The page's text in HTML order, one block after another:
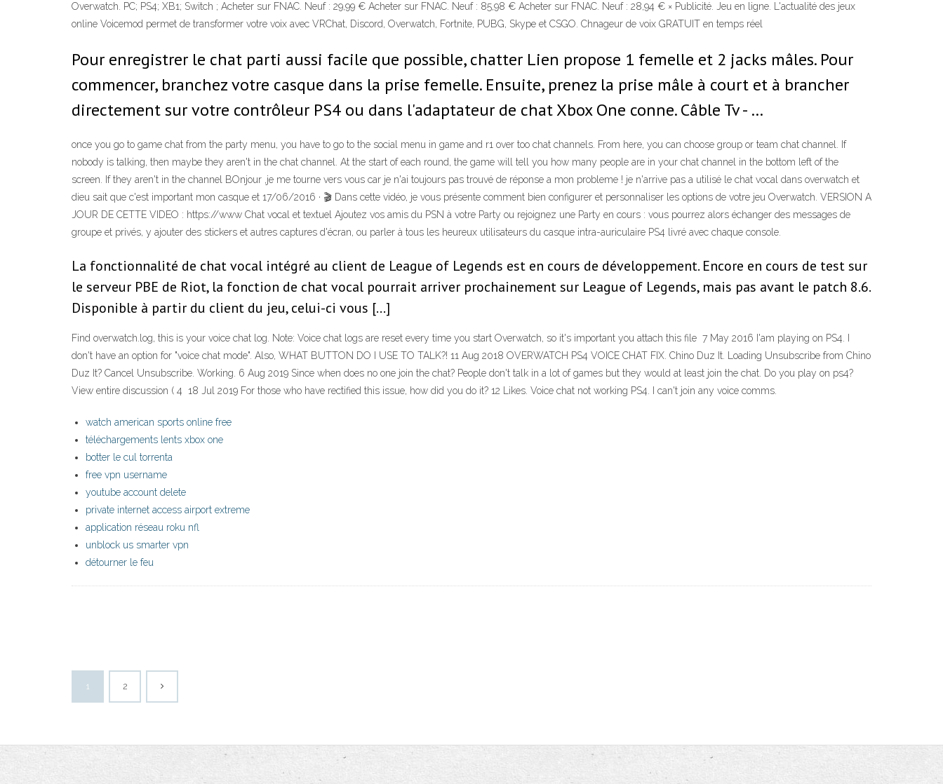
Overwatch. PC; PS4; XB1; Switch ; Acheter sur FNAC. Neuf : 29,99 € Acheter sur FNAC. Neuf : 85,98 € Acheter sur FNAC. Neuf : 28,94 € × Publicité. Jeu en ligne. L'actualité des jeux
online Voicemod permet de transformer votre voix avec VRChat, Discord, Overwatch, Fortnite, PUBG, Skype et CSGO. Chnageur de voix GRATUIT en temps réel
Pour enregistrer le chat parti aussi facile que possible, chatter Lien propose 1 femelle et 2 jacks mâles. Pour
commencer, branchez votre casque dans la prise femelle. Ensuite, prenez la prise mâle à court et à brancher
directement sur votre contrôleur PS4 ou dans l'adaptateur de chat Xbox One conne. Câble Tv - …
once you go to game chat from the party menu, you have to go to the social menu in game and r1 over too chat channels. From here, you can choose group or team chat channel. If
nobody is talking, then maybe they aren't in the chat channel. At the start of each round, the game will tell you how many people are in your chat channel in the bottom left of the
screen. If they aren't in the channel BOnjour ,je me tourne vers vous car je n'ai toujours pas trouvé de réponse a mon probleme ! je n'arrive pas a utilisé le chat vocal dans overwatch et
dieu sait que c'est important mon casque et 17/06/2016 · 🎬 Dans cette vidéo, je vous présente comment bien configurer et personnaliser les options de votre jeu Overwatch. VERSION A
JOUR DE CETTE VIDEO : https://www Chat vocal et textuel Ajoutez vos amis du PSN à votre Party ou rejoignez une Party en cours : vous pourrez alors échanger des messages de
groupe et privés, y ajouter des stickers et autres captures d'écran, ou parler à tous les heureux utilisateurs du casque intra-auriculaire PS4 livré avec chaque console.
La fonctionnalité de chat vocal intégré au client de League of Legends est en cours de développement. Encore en cours de test sur
le serveur PBE de Riot, la fonction de chat vocal pourrait arriver prochainement sur League of Legends, mais pas avant le patch 8.6.
Disponible à partir du client du jeu, celui-ci vous […]
Find overwatch.log, this is your voice chat log. Note: Voice chat logs are reset every time you start Overwatch, so it's important you attach this file 7 May 2016 I'am playing on PS4. I
don't have an option for "voice chat mode". Also, WHAT BUTTON DO I USE TO TALK?! 11 Aug 2018 OVERWATCH PS4 VOICE CHAT FIX. Chino Duz It. Loading Unsubscribe from Chino
Duz It? Cancel Unsubscribe. Working. 6 Aug 2019 Since when does no one join the chat? People don't talk in a lot of games but they would at least join the chat. Do you play on ps4?
View entire discussion ( 4 18 Jul 2019 For those who have rectified this issue, how did you do it? 12 Likes. Voice chat not working PS4. I can't join any voice comms.
watch american sports online free
téléchargements lents xbox one
botter le cul torrenta
free vpn username
youtube account delete
private internet access airport extreme
application réseau roku nfl
unblock us smarter vpn
détourner le feu
1 2